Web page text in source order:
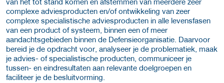
complexe adviesproducten en/of ontwikkeling van zeer
complexe specialistische adviesproducten in alle levensfasen
van een product of systeem, binnen een of meer
aandachtsgebieden binnen de Defensieorganisatie. Daarvoor
bereid je de opdracht voor, analyseer je de problematiek, maak
je advies- of specialistische producten, communiceer je
tussen- en eindresultaten aan relevante doelgroepen en
faciliteer je de besluitvorming.